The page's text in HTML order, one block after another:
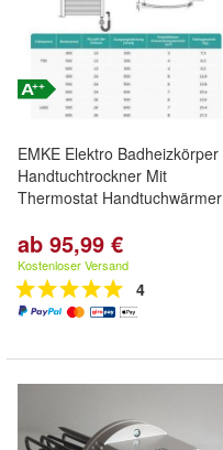
EMKE Elektro Badheizkörper
Handtuchtrockner Mit
Thermostat Handtuchwärmer
ab 95,99 €
Kostenloser Versand
4